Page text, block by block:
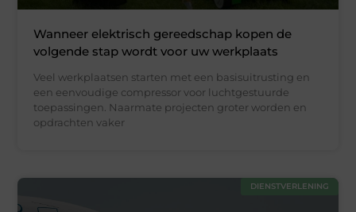
Wanneer elektrisch gereedschap kopen de
volgende stap wordt voor uw werkplaats
Veel werkplaatsen starten met een basisuitrusting en
een eenvoudige compressor voor luchtgestuurde
toepassingen. Naarmate projecten groter worden en
opdrachten vaker
DIENSTVERLENING